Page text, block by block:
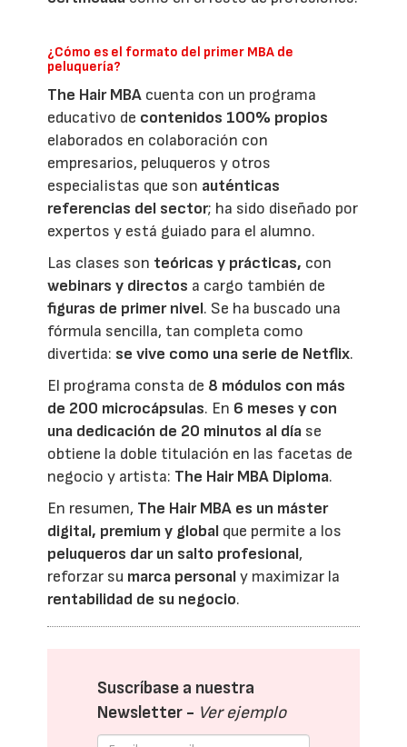
¿Cómo es el formato del primer MBA de
peluquería?
The Hair MBA cuenta con un programa
educativo de contenidos 100% propios
elaborados en colaboración con
empresarios, peluqueros y otros
especialistas que son auténticas
referencias del sector; ha sido diseñado por
expertos y está guiado para el alumno.
Las clases son teóricas y prácticas, con
webinars y directos a cargo también de
figuras de primer nivel. Se ha buscado una
fórmula sencilla, tan completa como
divertida: se vive como una serie de Netflix.
El programa consta de 8 módulos con más
de 200 microcápsulas. En 6 meses y con
una dedicación de 20 minutos al día se
obtiene la doble titulación en las facetas de
negocio y artista: The Hair MBA Diploma.
En resumen, The Hair MBA es un máster
digital, premium y global que permite a los
peluqueros dar un salto profesional,
reforzar su marca personaly maximizar la
rentabilidad de su negocio.
Suscríbase a nuestra
Newsletter - Ver ejemplo